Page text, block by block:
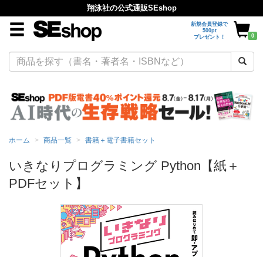
翔泳社の公式通販SEshop
新規会員登録で
500pt
プレゼント！
0
ホーム 商品一覧 書籍＋電子書籍セット
いきなりプログラミング Python【紙＋
PDFセット】